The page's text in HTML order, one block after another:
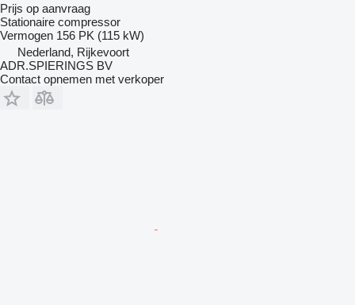
Prijs op aanvraag
Stationaire compressor
Vermogen 156 PK (115 kW)
Nederland, Rijkevoort
ADR.SPIERINGS BV
Contact opnemen met verkoper